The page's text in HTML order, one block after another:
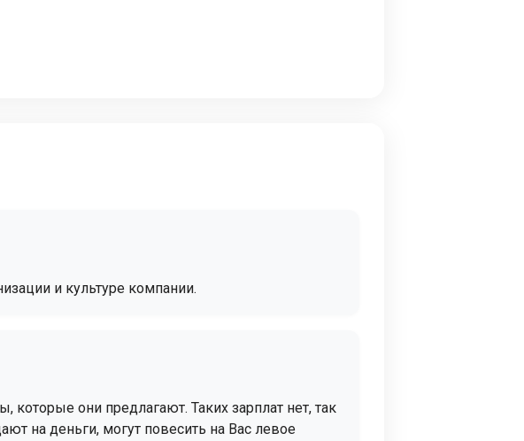
и культуре компании.
они предлагают. Таких зарплат нет, так
на деньги, могут повесить на Вас левое